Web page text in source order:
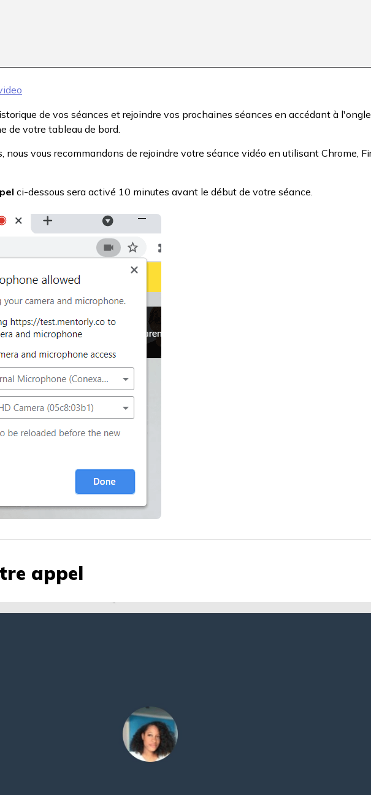
de vos séances et rejoindre vos prochaines séances en accédant à
de votre tableau de bord.
nous vous recommandons de rejoindre votre séance vidéo en utilisant Chrome,
ci-dessous sera activé 10 minutes avant le début de votre séance.
appel